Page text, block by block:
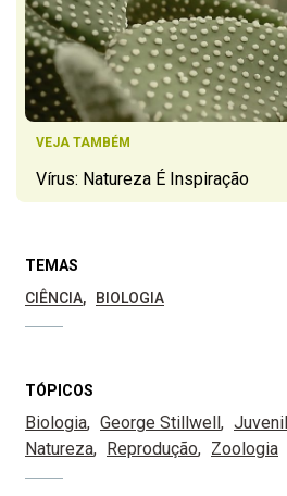
VEJA TAMBÉM
Vírus: Natureza É Inspiração
TEMAS
CIÊNCIA
BIOLOGIA
TÓPICOS
Biologia George Stillwell Juvenil
Natureza
Reprodução Zoologia